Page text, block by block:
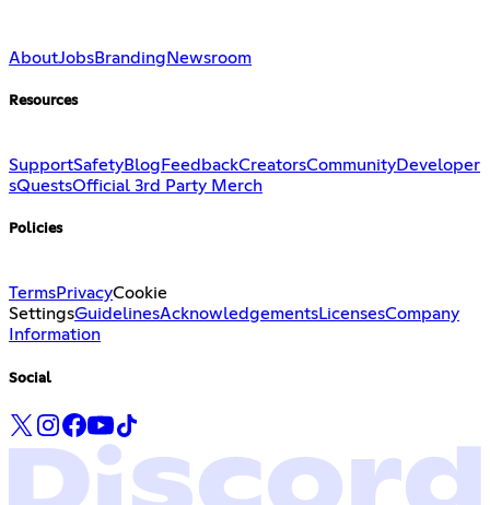
AboutJobsBranding Newsroom
Resources
SupportSafetyBlog FeedbackCreatorsCommunityDeveloper
sQuestsOfficial 3rd Party Merch
Policies
TermsPrivacyCookie
SettingsGuidelinesAcknowledgementsLicensesCompany
Information
Social